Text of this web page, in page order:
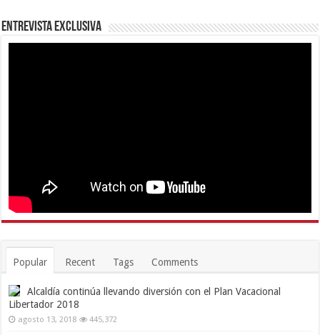
Entrevista Exclusiva
Popular Recent Tags Comments
Alcaldía continúa llevando diversión con el Plan Vacacional
Libertador 2018
agosto 13, 2018 445,372